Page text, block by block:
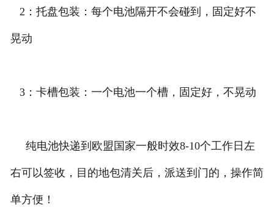
2：托盘包装：每个电池隔开不会碰到，固定好不
晃动
3：卡槽包装：一个电池一个槽，固定好，不晃动
纯电池快递到欧盟国家一般时效8-10个工作日左
右可以签收，目的地包清关后，派送到门的，操作简
单方便！